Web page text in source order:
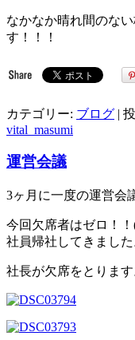
なかなか晴れ間のな
す！！！
カテゴリー: ブログ |
vital_masumi
運営会議
3ヶ月に一度の運営会
今回欠席者はゼロ！
社員帰社してきました
社長が欠席をとります